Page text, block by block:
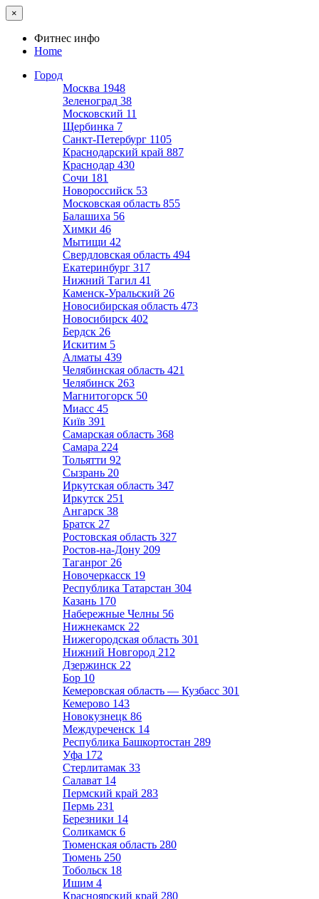
×
Фитнес инфо
Home
Город
Москва 1948
Зеленоград 38
Московский 11
Щербинка 7
Санкт-Петербург 1105
Краснодарский край 887
Краснодар 430
Сочи 181
Новороссийск 53
Московская область 855
Балашиха 56
Химки 46
Мытищи 42
Свердловская область 494
Екатеринбург 317
Нижний Тагил 41
Каменск-Уральский 26
Новосибирская область 473
Новосибирск 402
Бердск 26
Искитим 5
Алматы 439
Челябинская область 421
Челябинск 263
Магнитогорск 50
Миасс 45
Київ 391
Самарская область 368
Самара 224
Тольятти 92
Сызрань 20
Иркутская область 347
Иркутск 251
Ангарск 38
Братск 27
Ростовская область 327
Ростов-на-Дону 209
Таганрог 26
Новочеркасск 19
Республика Татарстан 304
Казань 170
Набережные Челны 56
Нижнекамск 22
Нижегородская область 301
Нижний Новгород 212
Дзержинск 22
Бор 10
Кемеровская область — Кузбасс 301
Кемерово 143
Новокузнецк 86
Междуреченск 14
Республика Башкортостан 289
Уфа 172
Стерлитамак 33
Салават 14
Пермский край 283
Пермь 231
Березники 14
Соликамск 6
Тюменская область 280
Тюмень 250
Тобольск 18
Ишим 4
Красноярский край 280